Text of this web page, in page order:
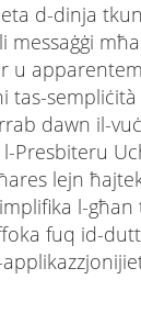
d-dinja
messaġġi
u
tas-
dawn il-
l-Presbiteru
lejn
l-
fuq id-